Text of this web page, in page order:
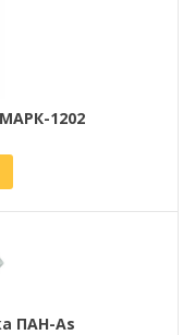
1202
ПАН-As